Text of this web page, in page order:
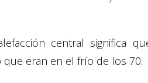
central significa
eran en el frío de los 70.